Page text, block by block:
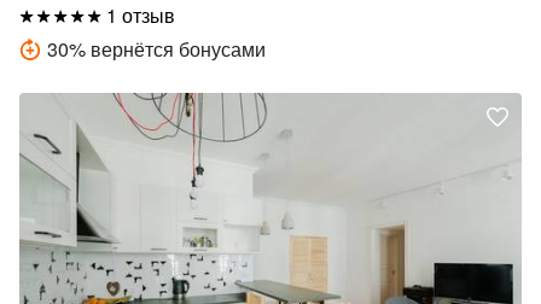
1 отзыв
30% вернётся бонусами